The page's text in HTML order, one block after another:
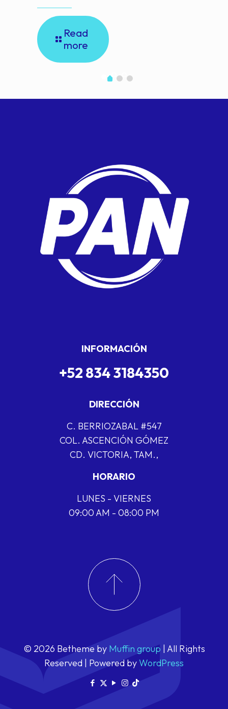
Read
more
INFORMACIÓN
+52 834 3184350
DIRECCIÓN
C. BERRIOZABAL #547
COL. ASCENCIÓN GÓMEZ
CD. VICTORIA, TAM.,
HORARIO
LUNES - VIERNES
09:00 AM - 08:00 PM
© 2026 Betheme by Muffin group | All Rights
Reserved | Powered byWordPress